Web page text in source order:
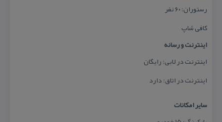
رستوران: ۶۰ نفر
كافی شاپ
اینترنت و رسانه
اینترنت در لابی: رایگان
اینترنت در اتاق: دارد
سایر امكانات